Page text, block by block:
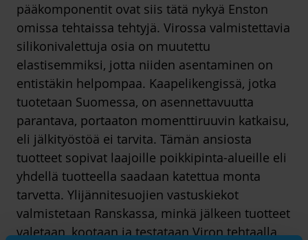
pääkomponentit ovat siis tätä nykyä Enston
omissa tehtaissa tehtyjä. Virossa valmistettavia
silikonivalettuja osia on muutettu
elastisemmiksi, jotta niiden asentaminen on
entistäkin helpompaa. Kaapelikengissä, jotka
tuotetaan Suomessa, on asennettavuutta
parantava, portaaton momenttiruuvin katkaisu,
eli jälkityöstöä ei tarvita. Tämän ansiosta
tuotteet sopivat laajoille poikkipinta-alueille eli
yhdellä tuotteella saadaan katettua monta
tarvetta. Ylijännitesuojien vastuskiekot
valmistetaan Ranskassa, minkä jälkeen tuotteet
valetaan, kootaan ja testataan Viron tehtaalla.